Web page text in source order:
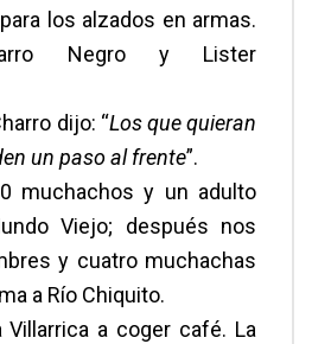
los alzados en armas.
Negro y Lister
dijo: “Los que quieran
un paso al frente”.
muchachos y un adulto
Viejo; después nos
y cuatro muchachas
a Río Chiquito.
a coger café. La